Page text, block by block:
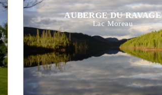
AUBERGE DU RAVAGE
Lac Moreau